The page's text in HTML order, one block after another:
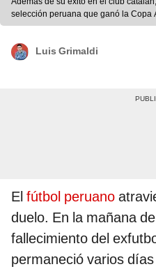
selección peruana que ganó la Copa
LR/Visión 360/FC Barcelona/Mundo
Luis Grimaldi
El fútbol peruano
duelo. En la mañana
fallecimiento del
permaneció varios